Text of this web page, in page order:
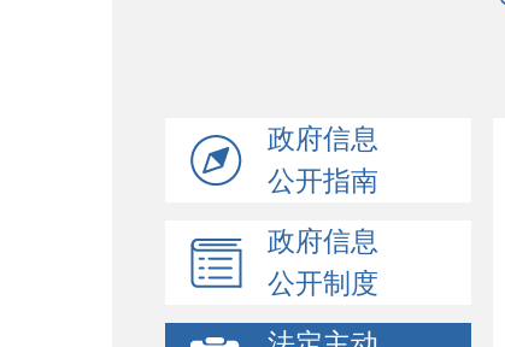
政府信息
公开指南
政府信息
公开制度